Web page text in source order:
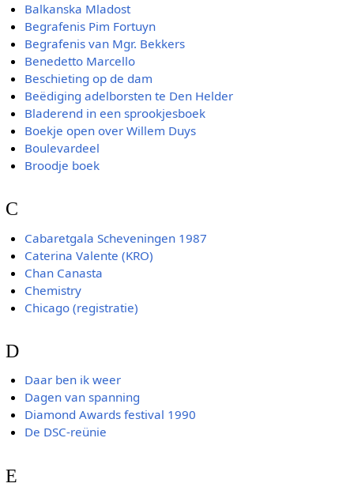
Balkanska Mladost
Begrafenis Pim Fortuyn
Begrafenis van Mgr. Bekkers
Benedetto Marcello
Beschieting op de dam
Beëdiging adelborsten te Den Helder
Bladerend in een sprookjesboek
Boekje open over Willem Duys
Boulevardeel
Broodje boek
C
Cabaretgala Scheveningen 1987
Caterina Valente (KRO)
Chan Canasta
Chemistry
Chicago (registratie)
D
Daar ben ik weer
Dagen van spanning
Diamond Awards festival 1990
De DSC-reünie
E